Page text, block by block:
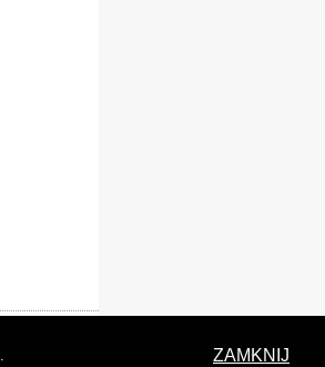
. ZAMKNIJ